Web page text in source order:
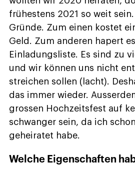
frühestens 2021 so weit
Gründe. Zum einen kostet
Geld. Zum anderen hapert
Einladungsliste. Es sind zu
und wir können uns nicht
streichen sollen (lacht).
das immer wieder.
grossen Hochzeitsfest auf
schwanger sein, da ich
geheiratet habe.
Welche Eigenschaften